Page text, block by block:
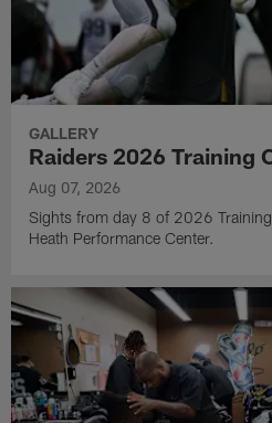
GALLERY
Raiders 2026 Training
Aug 07, 2026
Sights from day 8 of 2026
Heath Performance Center.